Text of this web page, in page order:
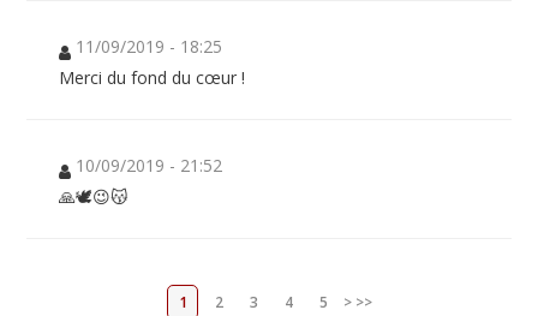
11/09/2019 - 18:25
Merci du fond du cœur !
10/09/2019 - 21:52
🙏🕊😉😽
1 2 3 4 5 > >>